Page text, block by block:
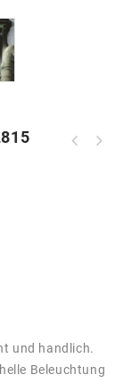
und handlich.
Beleuchtung